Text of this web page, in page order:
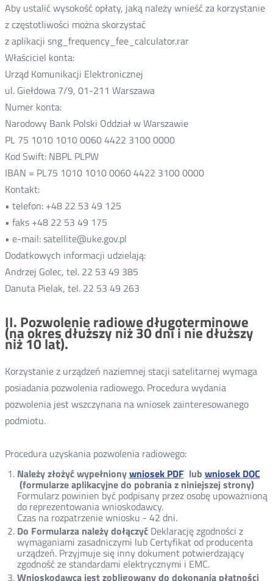
Aby ustalić wysokość opłaty, jaką należy wnieść za korzystanie
z częstotliwości można skorzystać
z aplikacji sng_frequency_fee_calculator.rar
Właściciel konta:
Urząd Komunikacji Elektronicznej
ul. Giełdowa 7/9, 01-211 Warszawa
Numer konta:
Narodowy Bank Polski Oddział w Warszawie
PL 75 1010 1010 0060 4422 3100 0000
Kod Swift: NBPL PLPW
IBAN = PL75 1010 1010 0060 4422 3100 0000
Kontakt:
• telefon: +48 22 53 49 125
• faks +48 22 53 49 175
• e-mail: satellite@uke.gov.pl
Dodatkowych informacji udzielają:
Andrzej Golec, tel. 22 53 49 385
Danuta Pielak, tel. 22 53 49 263
II. Pozwolenie radiowe długoterminowe
(na okres dłuższy niż 30 dni i nie dłuższy
niż 10 lat).
Korzystanie z urządzeń naziemnej stacji satelitarnej wymaga
posiadania pozwolenia radiowego. Procedura wydania
pozwolenia jest wszczynana na wniosek zainteresowanego
podmiotu.
Procedura uzyskania pozwolenia radiowego:
Należy złożyć wypełnionywniosek PDFlub wniosek DOC
(formularze aplikacyjne do pobrania z niniejszej strony)
Formularz powinien być podpisany przez osobę upoważnioną
do reprezentowania wnioskodawcy.
Czas na rozpatrzenie wniosku - 42 dni.
Do Formularza należy dołączyć Deklarację zgodności z
wymaganiami zasadniczymi lub Certyfikat od producenta
urządzeń. Przyjmuje się inny dokument potwierdzający
zgodność ze standardami elektrycznymi i EMC.
Wnioskodawca jest zobligowany do dokonania płatności